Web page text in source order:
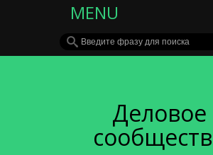
MENU
Деловое